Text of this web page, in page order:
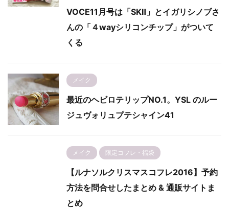
VOCE11月号は「SKⅡ」とイガリシノブさ
んの「４wayシリコンチップ」がついて
くる
メイク
最近のヘビロテリップNO.1。YSL のルー
ジュヴォリュプテシャイン41
メイク 限定コフレ・福袋
【ルナソルクリスマスコフレ2016】予約
方法を問合せしたまとめ & 通販サイトま
とめ